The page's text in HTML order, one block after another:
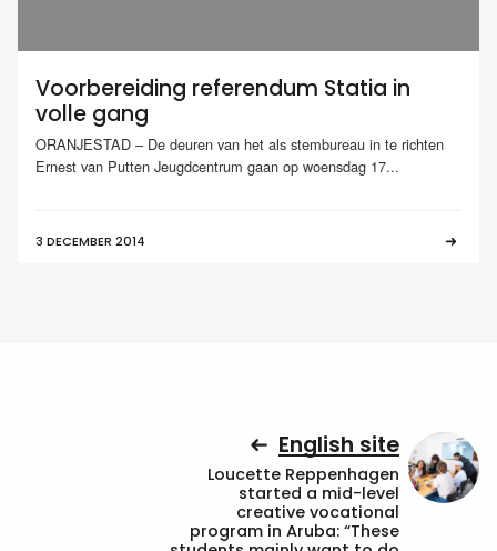
Voorbereiding referendum Statia in
volle gang
ORANJESTAD – De deuren van het als stembureau in te richten
Ernest van Putten Jeugdcentrum gaan op woensdag 17...
3 DECEMBER 2014
English site
Loucette Reppenhagen
started a mid-level
creative vocational
program in Aruba: “These